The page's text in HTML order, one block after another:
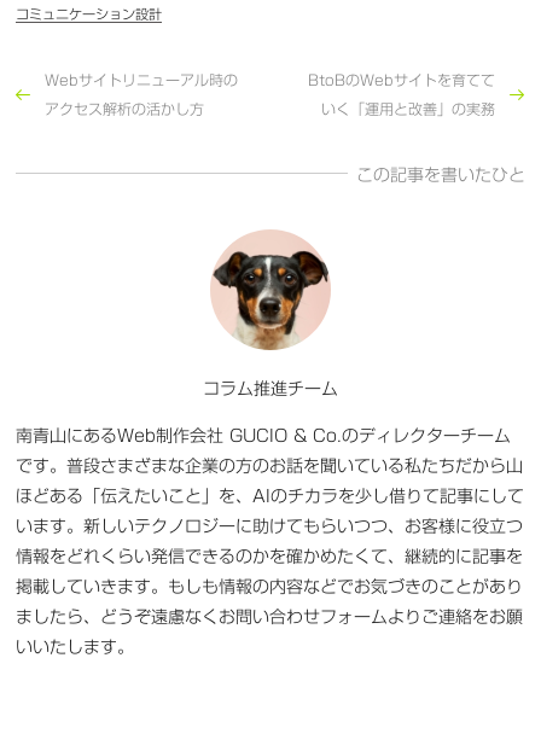
コミュニケーション設計
Webサイトリニューアル時の
アクセス解析の活かし方
BtoBのWebサイトを育てて
いく「運用と改善」の実務
この記事を書いたひと
コラム推進チーム
南青山にあるWeb制作会社 GUCIO & Co.のディレクターチーム
です。普段さまざまな企業の方のお話を聞いている私たちだから山
ほどある「伝えたいこと」を、AIのチカラを少し借りて記事にして
います。新しいテクノロジーに助けてもらいつつ、お客様に役立つ
情報をどれくらい発信できるのかを確かめたくて、継続的に記事を
掲載していきます。もしも情報の内容などでお気づきのことがあり
ましたら、どうぞ遠慮なくお問い合わせフォームよりご連絡をお願
いいたします。